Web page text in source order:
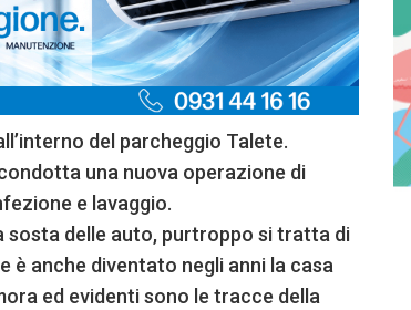
del parcheggio Talete.
una nuova operazione di
e lavaggio.
sosta delle auto, purtroppo si tratta di
è anche diventato negli anni la casa
ed evidenti sono le tracce della